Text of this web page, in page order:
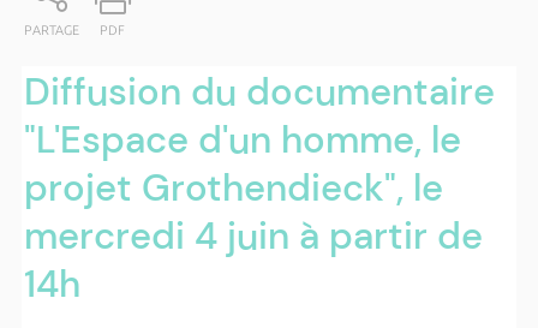
PARTAGE PDF
Diffusion du documentaire
"L'Espace d'un homme, le
projet Grothendieck", le
mercredi 4 juin à partir de
14h